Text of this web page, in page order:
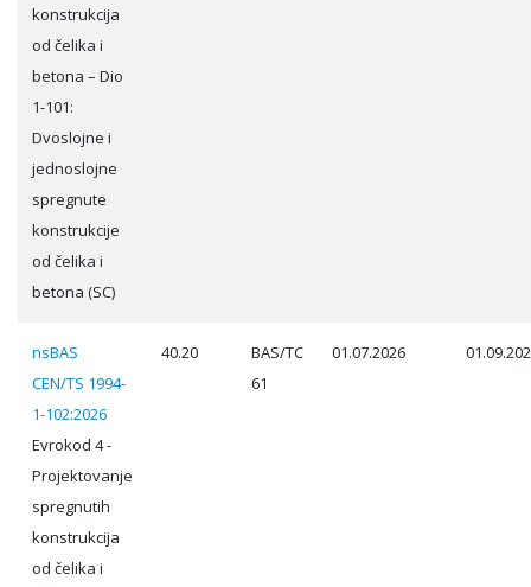
konstrukcija
od čelika i
betona – Dio
1-101:
Dvoslojne i
jednoslojne
spregnute
konstrukcije
od čelika i
betona (SC)
nsBAS
CEN/TS 1994-
1-102:2026
Evrokod 4 -
Projektovanje
spregnutih
konstrukcija
od čelika i
40.20
BAS/TC
61
01.07.2026